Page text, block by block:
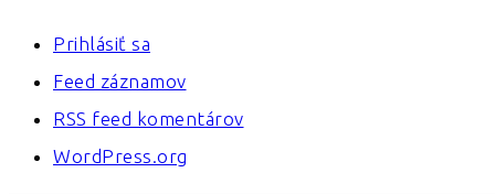
Prihlásiť sa
Feed záznamov
RSS feed komentárov
WordPress.org